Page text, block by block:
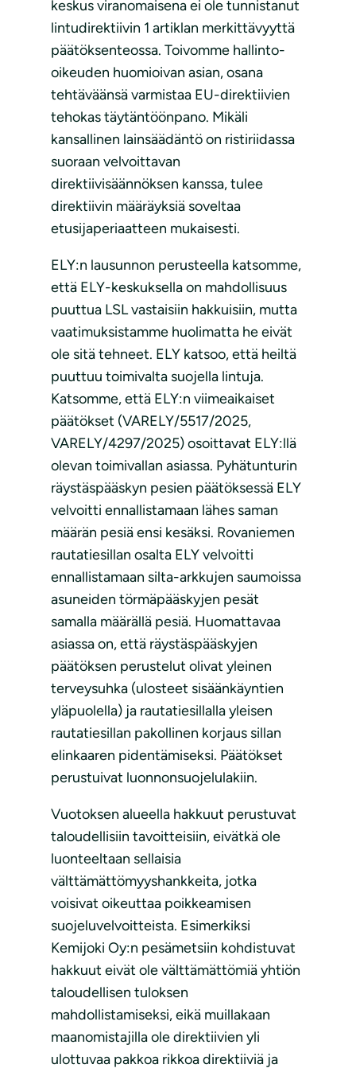
keskus viranomaisena ei ole tunnistanut
lintudirektiivin 1 artiklan merkittävyyttä
päätöksenteossa. Toivomme hallinto-
oikeuden huomioivan asian, osana
tehtäväänsä varmistaa EU-direktiivien
tehokas täytäntöönpano. Mikäli
kansallinen lainsäädäntö on ristiriidassa
suoraan velvoittavan
direktiivisäännöksen kanssa, tulee
direktiivin määräyksiä soveltaa
etusijaperiaatteen mukaisesti.
ELY:n lausunnon perusteella katsomme,
että ELY-keskuksella on mahdollisuus
puuttua LSL vastaisiin hakkuisiin, mutta
vaatimuksistamme huolimatta he eivät
ole sitä tehneet. ELY katsoo, että heiltä
puuttuu toimivalta suojella lintuja.
Katsomme, että ELY:n viimeaikaiset
päätökset (VARELY/5517/2025,
VARELY/4297/2025) osoittavat ELY:llä
olevan toimivallan asiassa. Pyhätunturin
räystäspääskyn pesien päätöksessä ELY
velvoitti ennallistamaan lähes saman
määrän pesiä ensi kesäksi. Rovaniemen
rautatiesillan osalta ELY velvoitti
ennallistamaan silta-arkkujen saumoissa
asuneiden törmäpääskyjen pesät
samalla määrällä pesiä. Huomattavaa
asiassa on, että räystäspääskyjen
päätöksen perustelut olivat yleinen
terveysuhka (ulosteet sisäänkäyntien
yläpuolella) ja rautatiesillalla yleisen
rautatiesillan pakollinen korjaus sillan
elinkaaren pidentämiseksi. Päätökset
perustuivat luonnonsuojelulakiin.
Vuotoksen alueella hakkuut perustuvat
taloudellisiin tavoitteisiin, eivätkä ole
luonteeltaan sellaisia
välttämättömyyshankkeita, jotka
voisivat oikeuttaa poikkeamisen
suojeluvelvoitteista. Esimerkiksi
Kemijoki Oy:n pesämetsiin kohdistuvat
hakkuut eivät ole välttämättömiä yhtiön
taloudellisen tuloksen
mahdollistamiseksi, eikä muillakaan
maanomistajilla ole direktiivien yli
ulottuvaa pakkoa rikkoa direktiiviä ja